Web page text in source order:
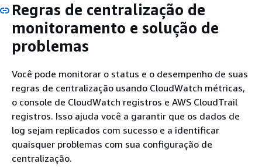
Regras de centralização de
monitoramento e solução de
problemas
Você pode monitorar o status e o desempenho de suas
regras de centralização usando CloudWatch métricas,
o console de CloudWatch registros e AWS CloudTrail
registros. Isso ajuda você a garantir que os dados de
log sejam replicados com sucesso e a identificar
quaisquer problemas com sua configuração de
centralização.